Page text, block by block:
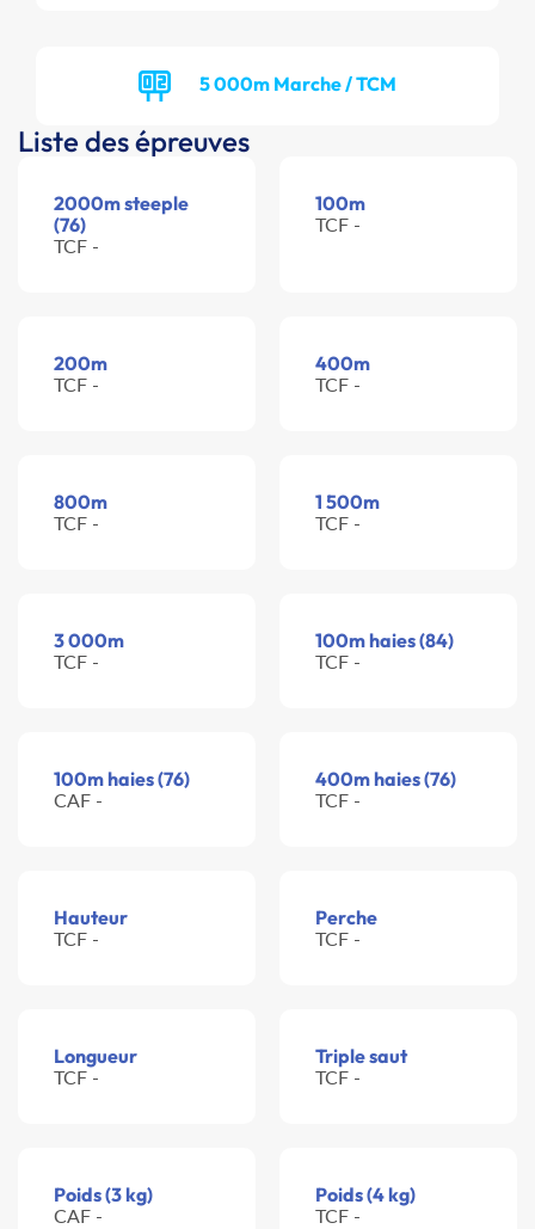
5 000m Marche / TCM
Liste des épreuves
2000m steeple
(76)
TCF -
100m
TCF -
200m
TCF -
400m
TCF -
800m
TCF -
1 500m
TCF -
3 000m
TCF -
100m haies (84)
TCF -
100m haies (76)
CAF -
400m haies (76)
TCF -
Hauteur
TCF -
Perche
TCF -
Longueur
TCF -
Triple saut
TCF -
Poids (3 kg)
CAF -
Poids (4 kg)
TCF -